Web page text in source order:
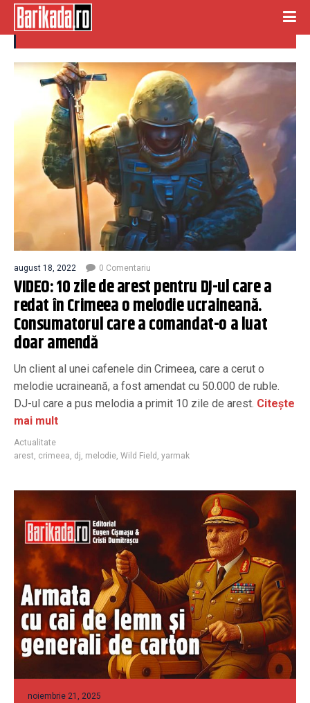
dj
august 18, 2022 0 Comentariu
VIDEO: 10 zile de arest pentru DJ-ul care a
redat în Crimeea o melodie ucraineană.
Consumatorul care a comandat-o a luat
doar amendă
Un client al unei cafenele din Crimeea, care a cerut o
melodie ucraineană, a fost amendat cu 50.000 de ruble.
DJ-ul care a pus melodia a primit 10 zile de arest. Citește
mai mult
Actualitate
arest, crimeea, dj, melodie, Wild Field , yarmak
noiembrie 21, 2025